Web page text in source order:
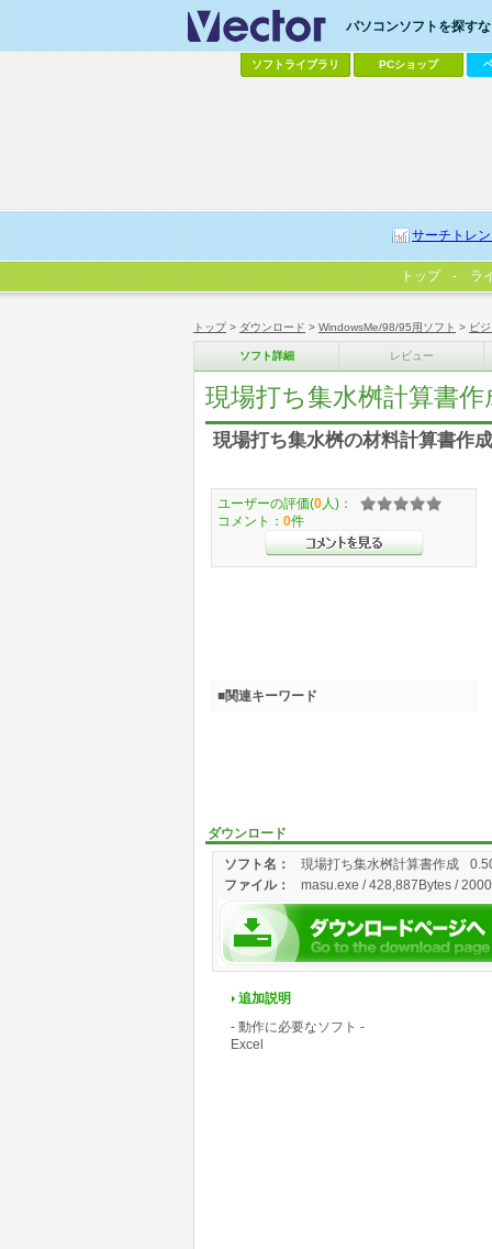
トップ> ダウンロード > WindowsMe/98/95用ソフト > ビ
ソフト詳細 レビュー
現場打ち集水桝計算書作
現場打ち集水桝の材料計算書作成
ダウンロード
ソフト名：
現場打ち集水桝計算書作成
ファイル： masu.exe / 428,887Bytes /
追加説明
- 動作に必要なソフト -
Excel
ユーザーの評価(0 人)：
コメント： 0件
■関連キーワード
パソコンソフトを探す
ソフトライブラリ PCショップ
サーチトレン
トップ ラ